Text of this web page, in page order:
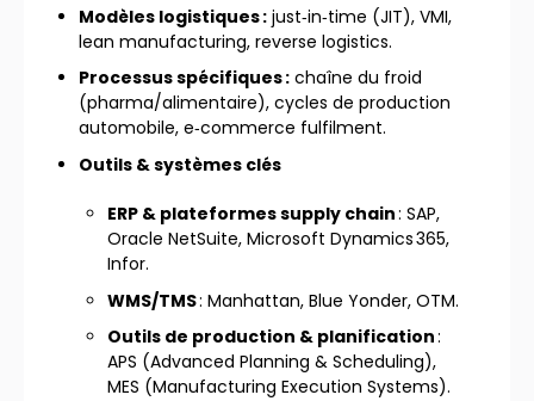
Modèles logistiques :just‑in‑time (JIT), VMI,
lean manufacturing, reverse logistics.
Processus spécifiques :chaîne du froid
(pharma/alimentaire), cycles de production
automobile, e‑commerce fulfilment.
Outils & systèmes clés
ERP & plateformes supply chain: SAP,
Oracle NetSuite, Microsoft Dynamics 365,
Infor.
WMS/TMS: Manhattan, Blue Yonder, OTM.
Outils de production & planification:
APS (Advanced Planning & Scheduling),
MES (Manufacturing Execution Systems).